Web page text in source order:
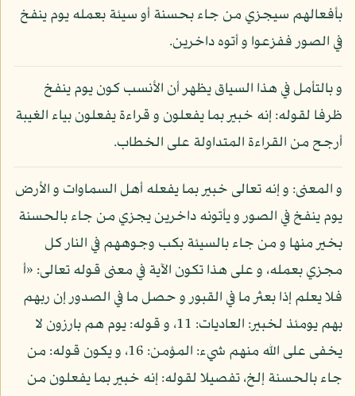
بأفعالهم سيجزي من جاء بحسنة أو سيئة بعمله يوم ينفخ
في الصور ففزعوا و أتوه داخرين.
و بالتأمل في هذا السياق يظهر أن الأنسب كون يوم ينفخ
ظرفا لقوله: إنه خبير بما يفعلون و قراءة يفعلون بياء الغيبة
أرجح من القراءة المتداولة على الخطاب.
و المعنى: و إنه تعالى خبير بما يفعله أهل السماوات و الأرض
يوم ينفخ في الصور و يأتونه داخرين يجزي من جاء بالحسنة
بخير منها و من جاء بالسيئة بكب وجوههم في النار كل
مجزي بعمله، و على هذا تكون الآية في معنى قوله تعالى: «أ
فلا يعلم إذا بعثر ما في القبور و حصل ما في الصدور إن ربهم
بهم يومئذ لخبير: العاديات: 11، و قوله: يوم هم بارزون لا
يخفى على الله منهم شيء: المؤمن: 16، و يكون قوله: من
جاء بالحسنة إلخ، تفصيلا لقوله: إنه خبير بما يفعلون من